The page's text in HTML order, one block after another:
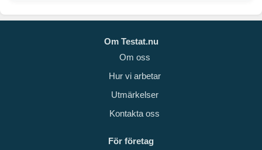
Om Testat.nu
Om oss
Hur vi arbetar
Utmärkelser
Kontakta oss
För företag